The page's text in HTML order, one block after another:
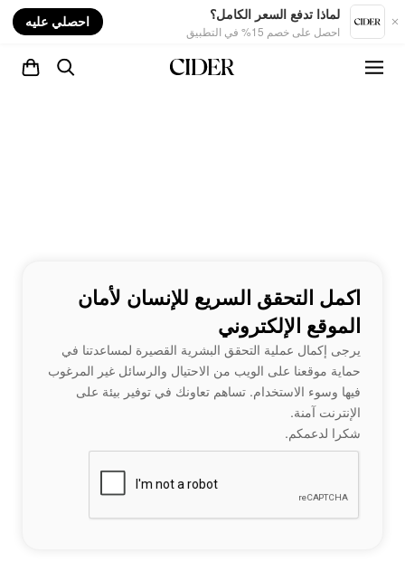
لماذا تدفع السعر الكامل؟
احصل على خصم 15% في التطبيق
احصلي عليه
اكمل التحقق السريع للإنسان لأمان
الموقع الإلكتروني
يرجى إكمال عملية التحقق البشرية القصيرة لمساعدتنا في
حماية موقعنا على الويب من الاحتيال والرسائل غير المرغوب
فيها وسوء الاستخدام. تساهم تعاونك في توفير بيئة على
الإنترنت آمنة.
شكرا لدعمكم.